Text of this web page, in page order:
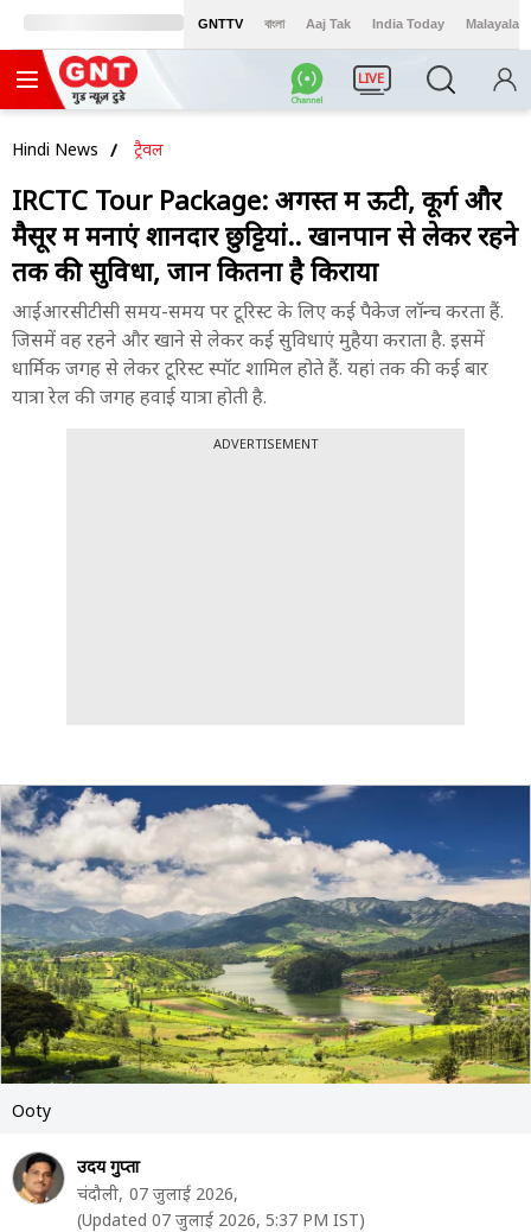
GNTTV বাংলা Aaj Tak India Today Malayalam
LIVE
Hindi News ट्रैवल
IRCTC Tour Package: अगस्त में ऊटी, कूर्ग और
मैसूर में मनाएं शानदार छुट्टियां.. खानपान से लेकर रहने
तक की सुविधा, जानें कितना है किराया
आईआरसीटीसी समय-समय पर टूरिस्ट के लिए कई पैकेज लॉन्च करता हैं.
जिसमें वह रहने और खाने से लेकर कई सुविधाएं मुहैया कराता है. इसमें
धार्मिक जगह से लेकर टूरिस्ट स्पॉट शामिल होते हैं. यहां तक की कई बार
यात्रा रेल की जगह हवाई यात्रा होती है.
ADVERTISEMENT
Ooty
उदय गुप्ता
चंदौली, 07 जुलाई 2026,
(Updated 07 जुलाई 2026, 5:37 PM IST)